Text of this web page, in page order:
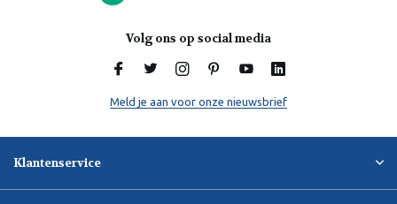
Volg ons op social media
Meld je aan voor onze nieuwsbrief
Klantenservice